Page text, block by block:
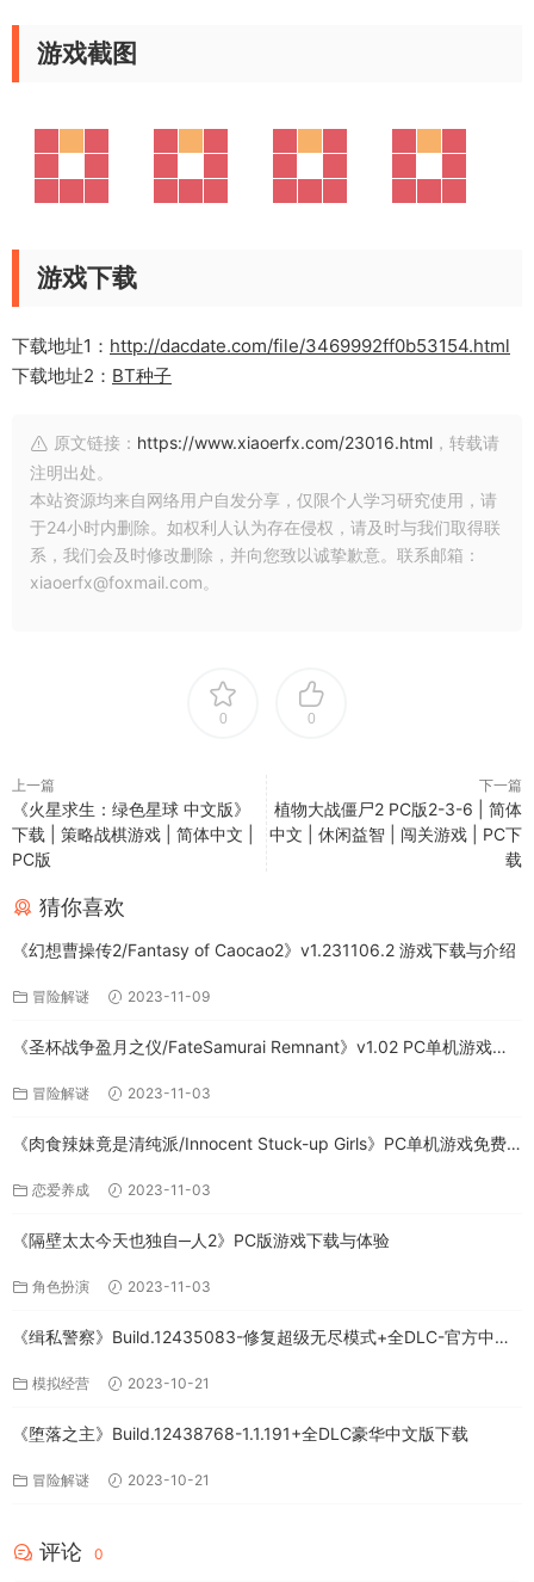
游戏截图
游戏下载
下载地址1： http://dacdate.com/file/3469992ff0b53154.html
下载地址2： BT种子
原文链接： https://www.xiaoerfx.com/23016.html ，转载请
注明出处。
本站资源均来自网络用户自发分享，仅限个人学习研究使用，请
于24小时内删除。如权利人认为存在侵权，请及时与我们取得联
系，我们会及时修改删除，并向您致以诚挚歉意。联系邮箱：
xiaoerfx@foxmail.com。
0 0
上一篇
《火星求生：绿色星球 中文版》
下载 | 策略战棋游戏 | 简体中文 |
PC版
下一篇
植物大战僵尸2 PC版2-3-6 | 简体
中文 | 休闲益智 | 闯关游戏 | PC下
载
猜你喜欢
《幻想曹操传2/Fantasy of Caocao2》v1.231106.2 游戏下载与介绍
冒险解谜 2023-11-09
《圣杯战争盈月之仪/FateSamurai Remnant》v1.02 PC单机游戏下
冒险解谜 2023-11-03
《肉食辣妹竟是清纯派/Innocent Stuck-up Girls》PC单机游戏免费
恋爱养成 2023-11-03
《隔壁太太今天也独自─人2》PC版游戏下载与体验
角色扮演 2023-11-03
《缉私警察》Build.12435083-修复超级无尽模式+全DLC-官方中文-
模拟经营 2023-10-21
《堕落之主》Build.12438768-1.1.191+全DLC豪华中文版下载
冒险解谜 2023-10-21
评论 0